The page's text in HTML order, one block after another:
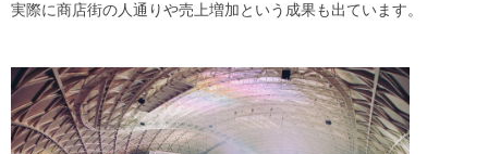
実際に商店街の人通りや売上増加という成果も出ています。